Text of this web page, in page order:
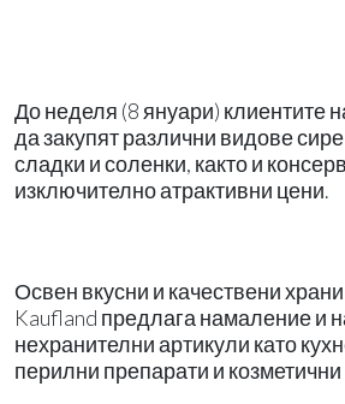
До неделя (8 януари) клиентите
да закупят различни видове
сладки и соленки, както и
изключително атрактивни цени.
Освен вкусни и качествени
Kaufland предлага намаление и
нехранителни артикули като
перилни препарати и козметични